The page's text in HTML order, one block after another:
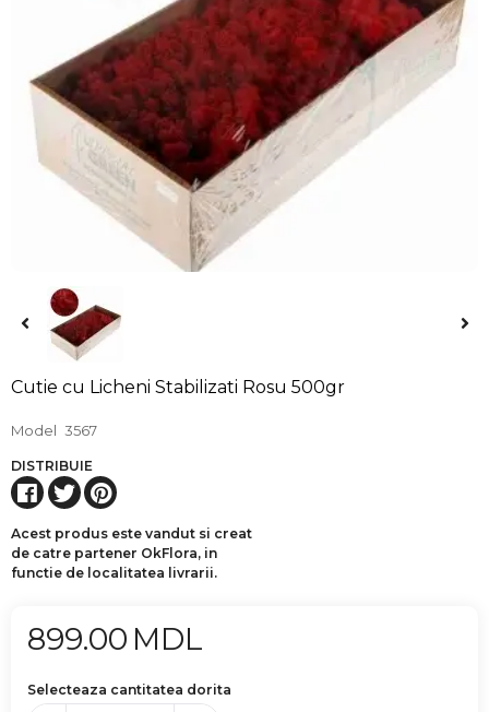
Cutie cu Licheni Stabilizati Rosu 500gr
Model 3567
DISTRIBUIE
Acest produs este vandut si creat
de catre partener OkFlora, in
functie de localitatea livrarii.
899.00 MDL
Selecteaza cantitatea dorita